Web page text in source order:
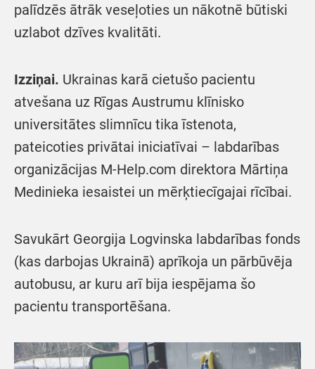
palīdzēs ātrāk veseļoties un nākotnē būtiski
uzlabot dzīves kvalitāti.
Izziņai. Ukrainas karā cietušo pacientu
atvešana uz Rīgas Austrumu klīnisko
universitātes slimnīcu tika īstenota,
pateicoties privātai iniciatīvai – labdarības
organizācijas M-Help.com direktora Mārtiņa
Medinieka iesaistei un mērķtiecīgajai rīcībai.
Savukārt Georgija Logvinska labdarības fonds
(kas darbojas Ukrainā) aprīkoja un pārbūvēja
autobusu, ar kuru arī bija iespējama šo
pacientu transportēšana.